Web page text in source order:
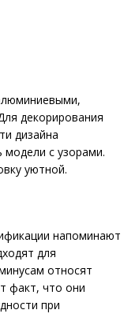
декорирования
дизайна
с узорами.
уютной.
напоминают
для
относят
факт, что они
при